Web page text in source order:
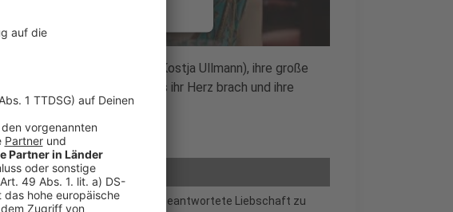
Mehr Informationen
Usercentrics Consent Management
Platform
Butler James (Kostja Ullmann), ihre große
Seite – obwohl er damals ihr Herz brach und ihre
da ist ja auch noch ihre alte unbeantwortete Liebschaft zu